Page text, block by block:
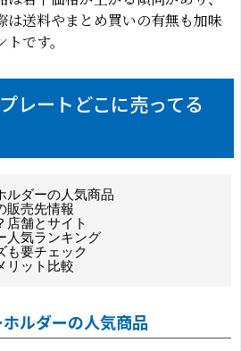
は送料やまとめ買いの有無も加味
です。
レートどこに売ってる
ルダーの人気商品
販売先情報
店舗とサイト
人気ランキング
も要チェック
リット比較
ルダーの人気商品